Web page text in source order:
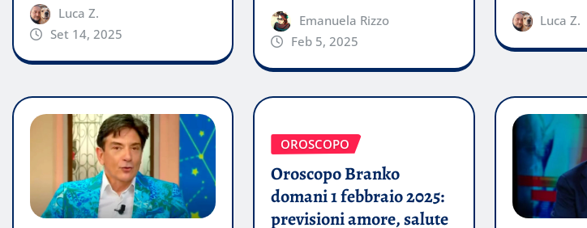
Luca Z.
Set 14, 2025
Emanuela Rizzo
Feb 5, 2025
Luca Z.
OROSCOPO
Oroscopo Branko
domani 1 febbraio 2025:
previsioni amore, salute